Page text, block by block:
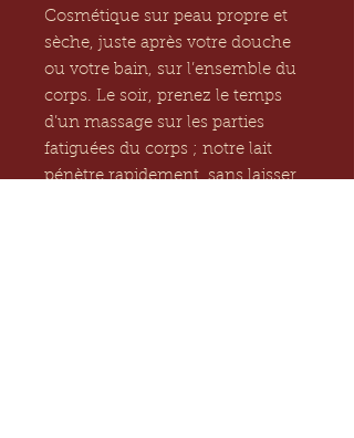
Cosmétique sur peau propre et
sèche, juste après votre douche
ou votre bain, sur l’ensemble du
corps. Le soir, prenez le temps
d’un massage sur les parties
fatiguées du corps ; notre lait
pénètre rapidement, sans laisser